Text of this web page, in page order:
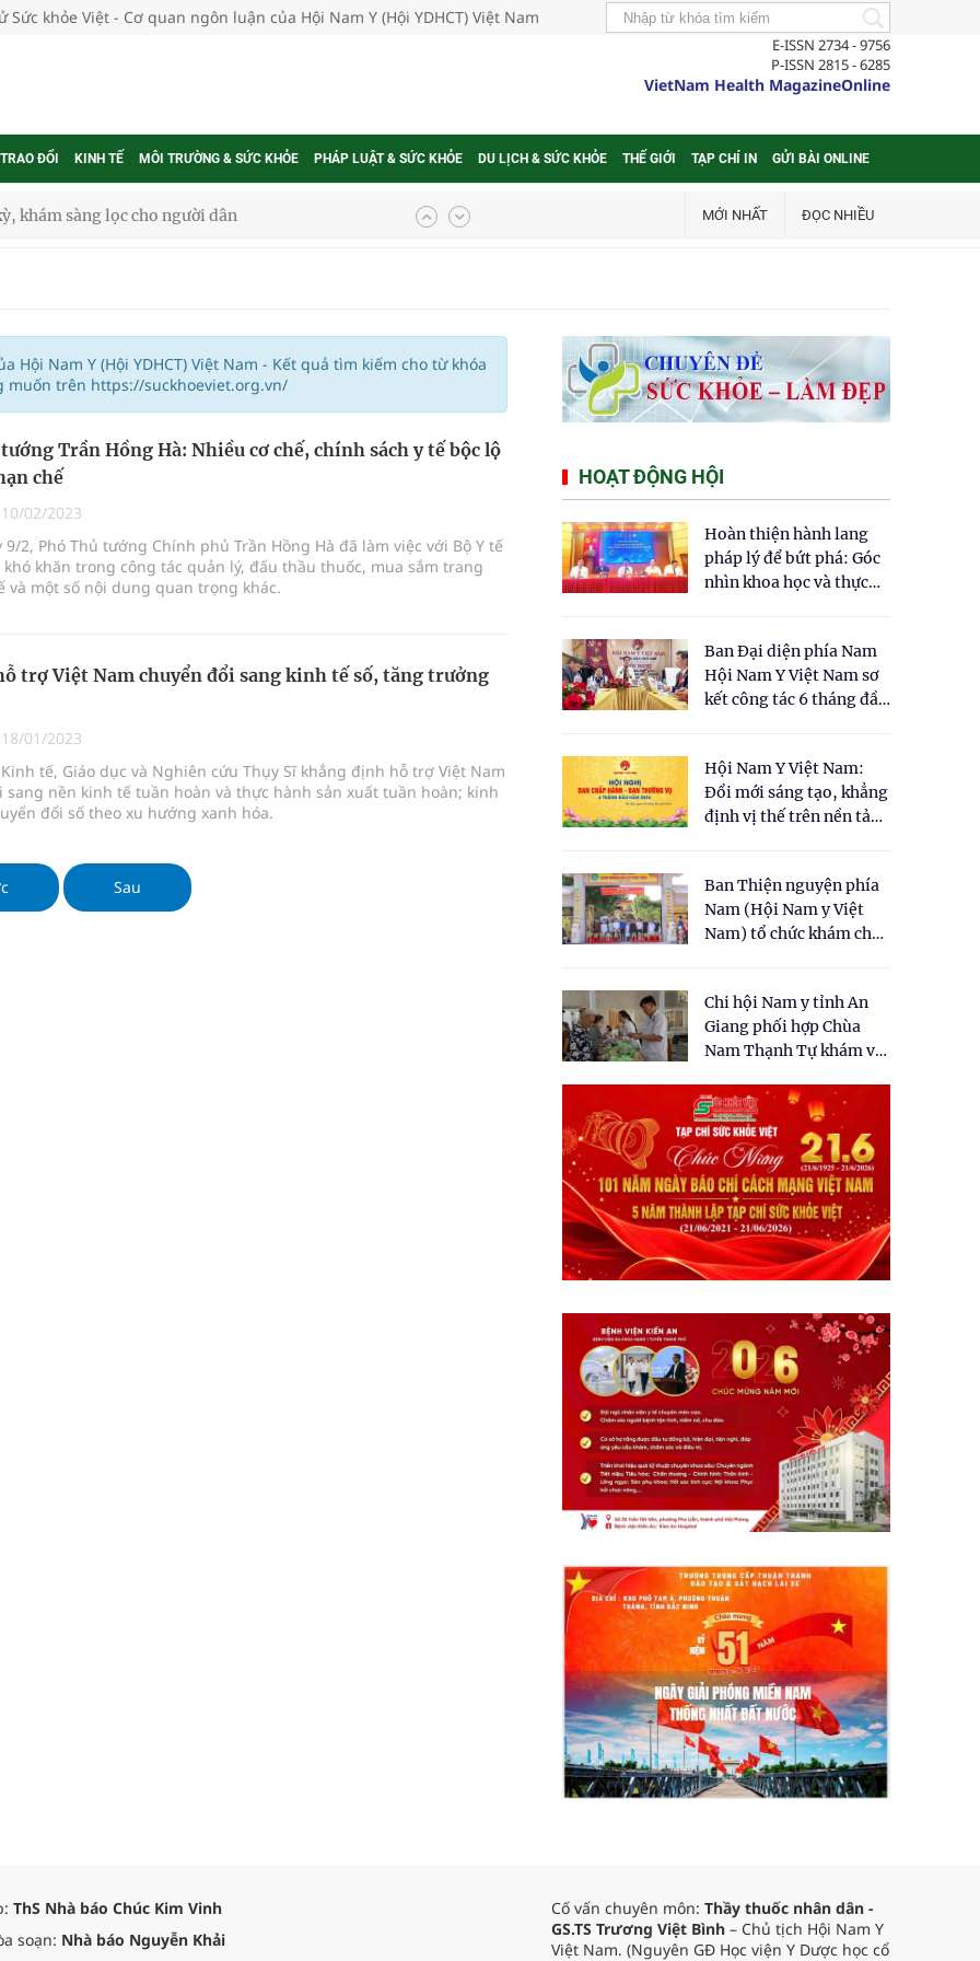
Sức khỏe Việt - Cơ quan ngôn luận của Hội Nam Y (Hội YDHCT) Việt Nam
E-ISSN 2734 - 9756
P-ISSN 2815 - 6285
VietNam Health MagazineOnline
ĐỔI KINH TẾ MÔI TRƯỜNG & SỨC KHỎE PHÁP LUẬT & SỨC KHỎE DU LỊCH & SỨC KHỎE THẾ GIỚI TẠP CHÍ IN GỬI BÀI ONLINE
khám sàng lọc cho người dân
thực tế
ung thư
Máu Của Các Loài Nhân Sâm (Panax Spp.): Tổng
nhiệt độ cao nhất 35 độ
MỚI NHẤT ĐỌC NHIỀU
Hội Nam Y (Hội YDHCT) Việt Nam - Kết quả tìm kiếm cho từ khóa
trên https://suckhoeviet.org.vn/
Trần Hồng Hà: Nhiều cơ chế, chính sách y tế bộc lộ
chế
10/02/2023
9/2, Phó Thủ tướng Chính phủ Trần Hồng Hà đã làm việc với Bộ Y tế
khăn trong công tác quản lý, đấu thầu thuốc, mua sắm trang
và một số nội dung quan trọng khác.
trợ Việt Nam chuyển đổi sang kinh tế số, tăng trưởng
18/01/2023
tế, Giáo dục và Nghiên cứu Thụy Sĩ khẳng định hỗ trợ Việt Nam
sang nền kinh tế tuần hoàn và thực hành sản xuất tuần hoàn; kinh
đổi số theo xu hướng xanh hóa.
Sau
HOẠT ĐỘNG HỘI
Hoàn thiện hành lang
pháp lý để bứt phá: Góc
nhìn khoa học và thực
cho Luật Y dược cổ
truyền Việt Nam"
Ban Đại diện phía Nam
Hội Nam Y Việt Nam sơ
kết công tác 6 tháng đầu
Hội Nam Y Việt Nam:
Đổi mới sáng tạo, khẳng
định vị thế trên nền tảng
Ban Thiện nguyện phía
Nam (Hội Nam y Việt
Nam) tổ chức khám chữa
dân tại xã Tân Tập
Chi hội Nam y tỉnh An
Giang phối hợp Chùa
Nam Thạnh Tự khám và
nhân dân
ThS Nhà báo Chúc Kim Vinh
soạn: Nhà báo Nguyễn Khải
Cố vấn chuyên môn: Thầy thuốc nhân dân -
GS.TS Trương Việt Bình – Chủ tịch Hội Nam Y
Việt Nam. (Nguyên GĐ Học viện Y Dược học cổ